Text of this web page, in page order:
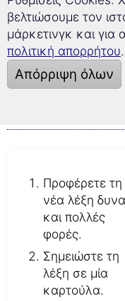
Αυτό σας βοηθάει
μια μετάφραση στα
Οι 3
Έτσι μαθαίνετε
Προφέρετε τη
νέα λέξη
και πολλές
φορές.
Σημειώστε τη
λέξη σε μία
καρτούλα.
βελτιώσουμε τον
μάρκετινγκ και
πολιτική απορρήτου.
Απόρριψη όλων